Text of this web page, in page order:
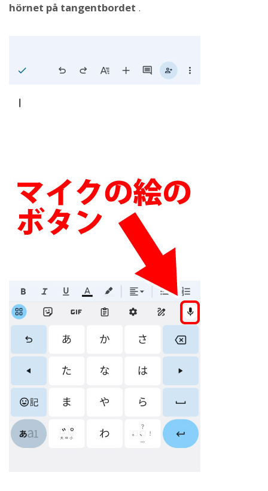
hörnet på tangentbordet .